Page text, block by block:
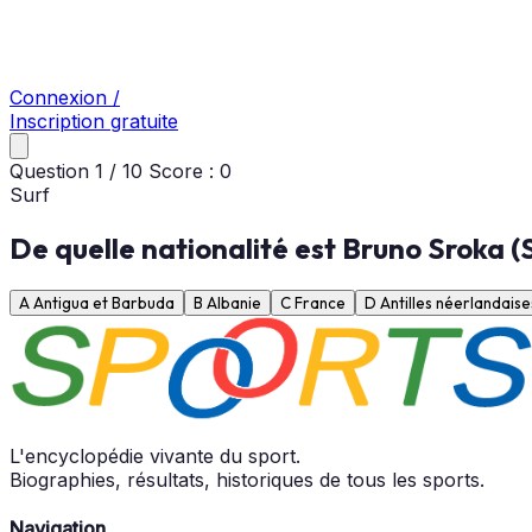
Connexion /
Inscription gratuite
Question 1 / 10 Score : 0
Surf
De quelle nationalité est Bruno Sroka
AAntigua et Barbuda B Albanie CFrance D Antilles
L'encyclopédie vivante du sport.
Biographies, résultats, historiques de tous les sports.